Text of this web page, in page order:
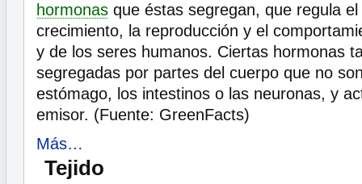
hormonas que éstas segregan, que regula
crecimiento, la reproducción y el
y de los seres humanos. Ciertas hormonas
segregadas por partes del cuerpo que no
estómago, los intestinos o las neuronas, y
emisor. (Fuente: GreenFacts)
Más…
Tejido